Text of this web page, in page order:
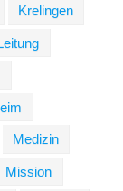
Krelingen
Medizin
Mission